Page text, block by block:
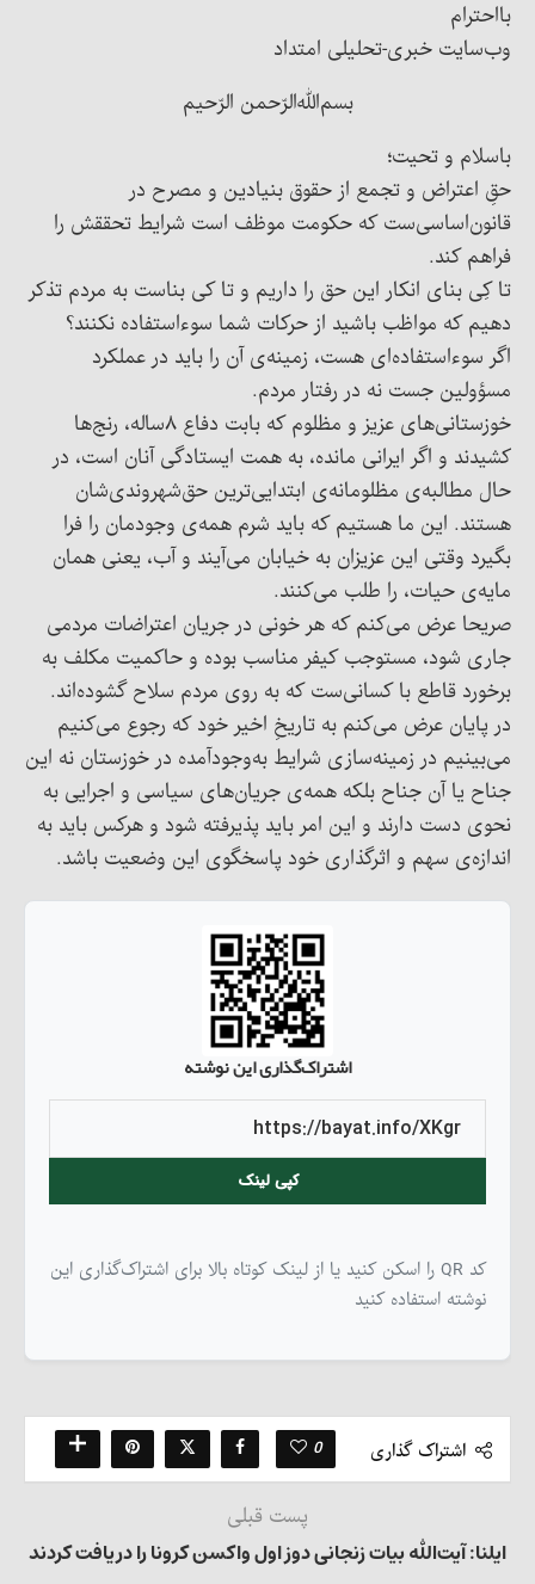
بااحترام
وب‌سایت خبری-تحلیلی امتداد
بسم‌الله‌الرّحمن الرّحیم
باسلام و تحیت؛
حقِ اعتراض و تجمع از حقوق بنیادین و مصرح در
قانون‌اساسی‌ست که حکومت موظف است شرایط تحققش را
فراهم کند.
تا کِی بنای انکار این حق را داریم و تا کی بناست به مردم تذکر
دهیم که مواظب باشید از حرکات شما سوءاستفاده نکنند؟
اگر سوءاستفاده‌ای هست، زمینه‌ی آن را باید در عملکرد
مسؤولین جست نه در رفتار مردم.
خوزستانی‌های عزیز و مظلوم که بابت دفاع ۸ساله‌، رنج‌ها
کشیدند و اگر ایرانی مانده، به همت ایستادگی آنان است، در
حال مطالبه‌ی مظلومانه‌ی ابتدایی‌ترین حق‌شهروندی‌شان
هستند. این ما هستیم که باید شرم همه‌ی وجودمان را فرا
بگیرد وقتی این عزیزان به خیابان می‌آیند و آب، یعنی همان
مایه‌ی حیات، را طلب می‌کنند.
صریحا عرض می‌کنم که هر خونی در جریان اعتراضات مردمی
جاری شود، مستوجب کیفر مناسب بوده و حاکمیت مکلف به‌
برخورد قاطع با کسانی‌ست که به روی مردم سلاح گشوده‌اند.
در پایان عرض می‌کنم به تاریخِ اخیر خود که رجوع می‌کنیم
می‌بینیم در زمینه‌سازی شرایط به‌وجودآمده در خوزستان نه این
جناح یا آن جناح بلکه همه‌ی جریان‌های سیاسی و اجرایی به
نحوی دست دارند و این امر باید پذیرفته شود و هرکس باید به
اندازه‌ی سهم و اثرگذاری خود پاسخگوی این وضعیت باشد.
اشتراک‌گذاری این نوشته
کپی لینک
کد QR را اسکن کنید یا از لینک کوتاه بالا برای اشتراک‌گذاری این
نوشته استفاده کنید
اشتراک گذاری 0
پست قبلی
ایلنا: آیت‌الله بیات زنجانی دوز اول واکسن کرونا را دریافت کردند